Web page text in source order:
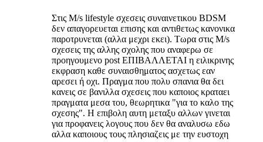
Στις M/s lifestyle σχεσεις συναινετικου BDSM
δεν απαγορευεται επισης και αντιθετως κανονικα
παροτρυνεται (αλλα μεχρι εκει). Τωρα στις M/s
σχεσεις της αλλης σχολης που αναφερω σε
προηγουμενο post ΕΠΙΒΑΛΛΕΤΑΙ η ειλικρινης
εκφραση καθε συναισθηματος ασχετως εαν
αρεσει ή οχι. Πραγμα που πολυ σπανια θα δει
κανεις σε βανιλλα σχεσεις που καποιος κραταει
πραγματα μεσα του, θεωρητικα "για το καλο της
σχεσης". Η επιβολη αυτη μεταξυ αλλων γινεται
για προφανεις λογους που δεν θα αναλυσω εδω
αλλα καποιους τους πλησιαζεις με την ευστοχη